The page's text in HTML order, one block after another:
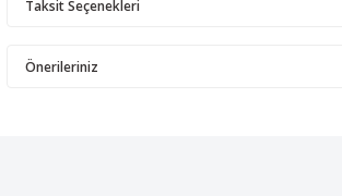
Taksit Seçenekleri
Önerileriniz